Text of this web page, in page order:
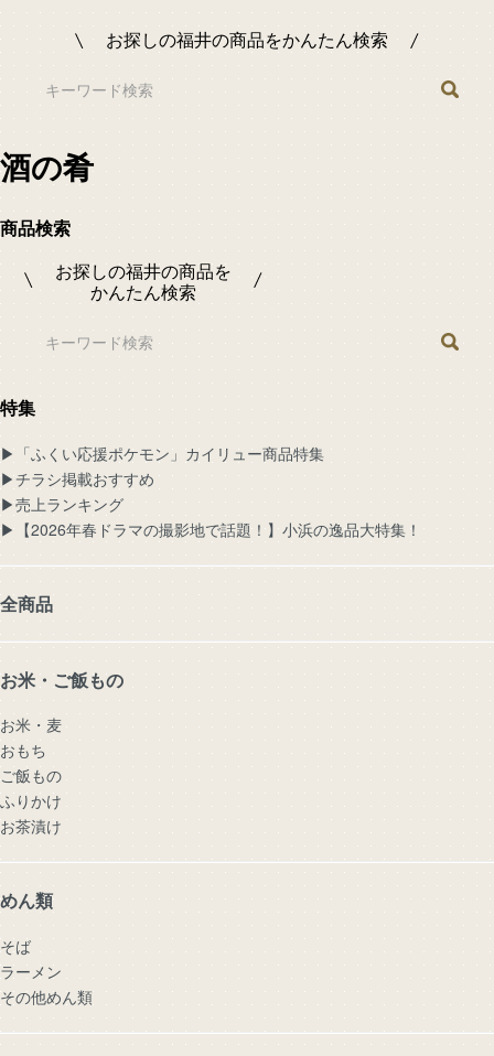
お探しの福井の商品をかんたん検索
酒の肴
商品検索
お探しの福井の商品を
かんたん検索
特集
▶︎「ふくい応援ポケモン」カイリュー商品特集
▶︎チラシ掲載おすすめ
▶︎売上ランキング
▶︎【2026年春ドラマの撮影地で話題！】小浜の逸品大特集！
全商品
お米・ご飯もの
お米・麦
おもち
ご飯もの
ふりかけ
お茶漬け
めん類
そば
ラーメン
その他めん類